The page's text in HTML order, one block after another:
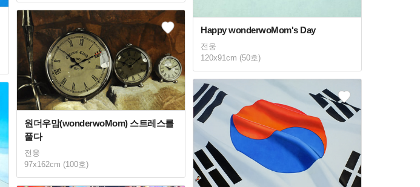
Happy wonderwoMom's Day
전웅
120x91cm (50호)
원더우맘(wonderwoMom) 스트레스를
풀다
전웅
97x162cm (100호)